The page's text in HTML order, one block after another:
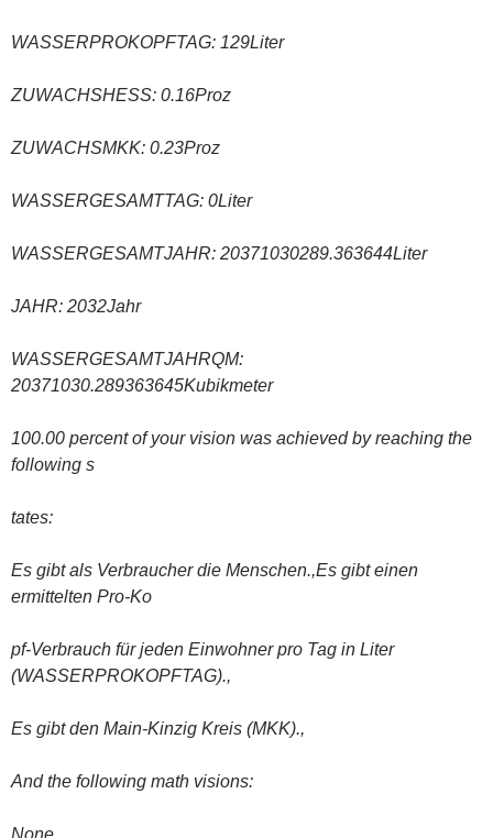
WASSERPROKOPFTAG: 129Liter
ZUWACHSHESS: 0.16Proz
ZUWACHSMKK: 0.23Proz
WASSERGESAMTTAG: 0Liter
WASSERGESAMTJAHR: 20371030289.363644Liter
JAHR: 2032Jahr
WASSERGESAMTJAHRQM:
20371030.289363645Kubikmeter
100.00 percent of your vision was achieved by reaching the
following s
tates:
Es gibt als Verbraucher die Menschen.,Es gibt einen
ermittelten Pro-Ko
pf-Verbrauch für jeden Einwohner pro Tag in Liter
(WASSERPROKOPFTAG).,
Es gibt den Main-Kinzig Kreis (MKK).,
And the following math visions:
None